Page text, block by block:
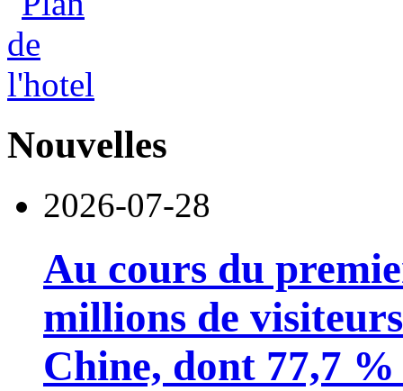
Nouvelles
2026-07-28
Au cours du
millions de
Chine, dont 77,7 %